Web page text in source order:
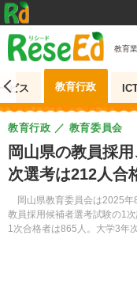
教育
ビス 教育行政
岡山県の教員採
次選考は212人合
岡山県教育委員会は2025年
教員採用候補者選考試験の1
1次合格者は865人。大学3年
教育行政 教育委員会